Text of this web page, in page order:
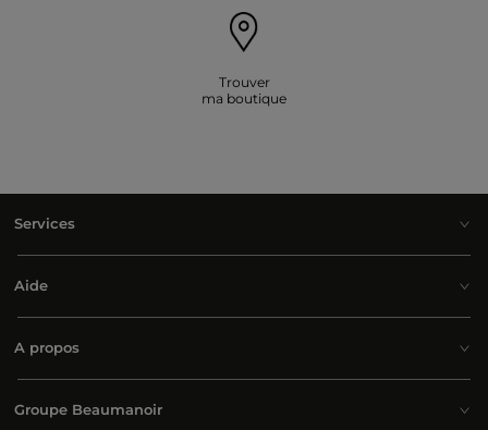
Trouver
ma boutique
Services
Aide
A propos
Groupe Beaumanoir